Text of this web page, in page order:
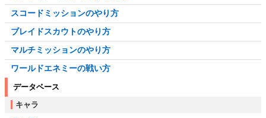
スコードミッションのやり方
ブレイドスカウトのやり方
マルチミッションのやり方
ワールドエネミーの戦い方
データベース
キャラ